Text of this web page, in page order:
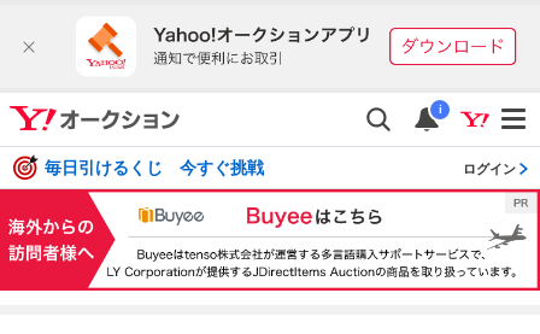
i
毎日引けるくじ 今すぐ挑戦 ログイン